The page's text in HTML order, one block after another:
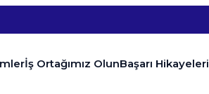
İş Ortağımız OlunBaşarı Hikayeleri